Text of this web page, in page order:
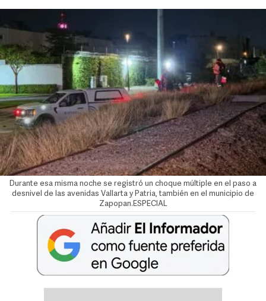
Durante esa misma noche se registró un choque múltiple en el paso a
desnivel de las avenidas Vallarta y Patria, también en el municipio de
Zapopan.ESPECIAL